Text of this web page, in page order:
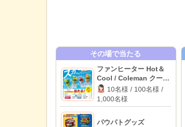
その場で当たる
ファンヒーター Hot＆
Cool / Coleman クーラ
ーボックス テイク6 / ギ
フトペイ 100pt
10名様 / 100名様 /
1,000名様
パウパトグッズ